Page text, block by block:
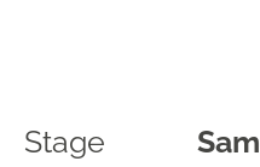
Stage